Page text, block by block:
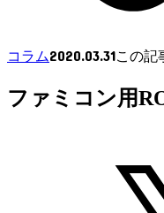
コラム2020.03.31この記
ファミコン用